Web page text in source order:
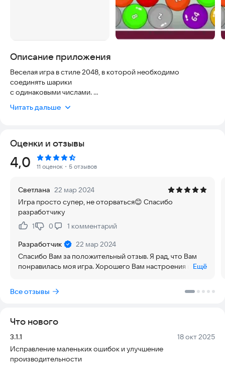
Описание приложения
Веселая игра в стиле 2048, в которой необходимо
соединять шарики
с одинаковыми числами.
увлекательном игровом процессе, который затянет на
Читать дальше
Оценки и отзывы
Рейтинг:
4,0 11 оценок ・5 отзывов
Светлана 22 мар 2024
Игра просто супер, не оторваться😊 Спасибо
разработчику
Нравится:
1Не нравится:
0 1 комментарий
Разработчик
22 мар 2024
Спасибо Вам за положительный отзыв. Я рад, что Вам
понравилась моя игра. Хорошего Вам настроения и
Ещё
Все отзывы
Что нового
Версия:
3.1.1 Дата:
18 окт 2025
Исправление маленьких ошибок и улучшение
производительности